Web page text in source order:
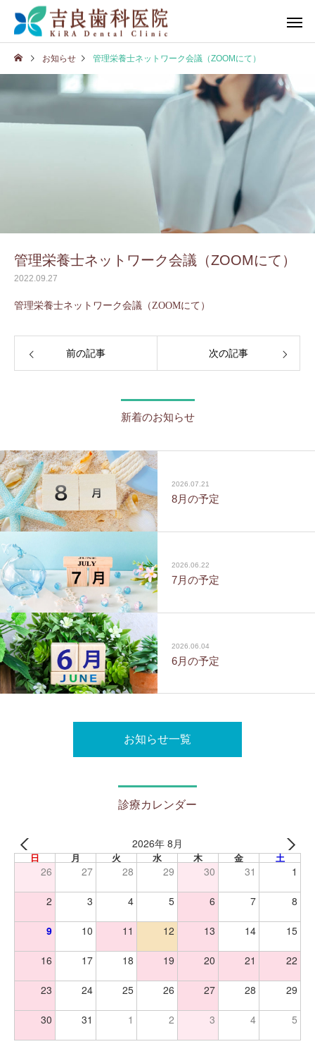
お知らせ 管理栄養士ネットワーク会議（ZOOMにて）
管理栄養士ネットワーク会議（ZOOMにて）
2022.09.27
管理栄養士ネットワーク会議（ZOOMにて）
前の記事 次の記事
新着のお知らせ
2026.07.21
8月の予定
2026.06.22
7月の予定
2026.06.04
6月の予定
お知らせ一覧
診療カレンダー
2026年 8月
日 月 火 水 木 金 土
26 27 28 29 30 31 1
2 3 4 5 6 7 8
9 10 11 12 13 14 15
16 17 18 19 20 21 22
23 24 25 26 27 28 29
30 31 1 2 3 4 5